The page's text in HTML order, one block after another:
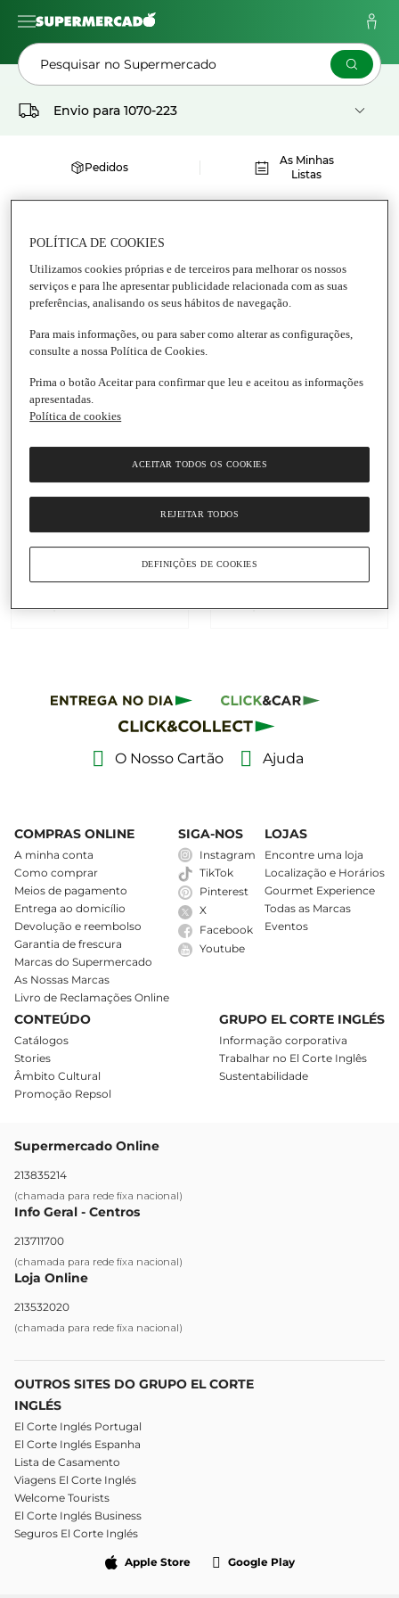
Pesquisar no Supermercado
Envio para 1070-223
Pedidos
As Minhas
Listas
Conservas de Peixe
CONSERVAS DE PEIXES DIVERSOS GEORGETTE
Conservas de peixes diversos
8,35 €
69,58 € / Kg
Salmão com Tomilho
em Azeite Georgette
8,35 €
69,58 € / Kg
Salmão com Segurelha
em Azeite Georgette
O Nosso Cartão Ajuda
COMPRAS ONLINE
A minha conta
Como comprar
Meios de pagamento
Entrega ao domicílio
Devolução e reembolso
Garantia de frescura
Marcas do Supermercado
As Nossas Marcas
Livro de Reclamações Online
SIGA-NOS
Instagram
TikTok
Pinterest
X
Facebook
Youtube
LOJAS
Encontre uma loja
Localização e Horários
Gourmet Experience
Todas as Marcas
Eventos
CONTEÚDO
Catálogos
Stories
Âmbito Cultural
Promoção Repsol
GRUPO EL CORTE INGLÉS
Informação corporativa
Trabalhar no El Corte Inglês
Sustentabilidade
Supermercado Online
213835214
(chamada para rede fixa nacional)
Info Geral - Centros
213711700
(chamada para rede fixa nacional)
Loja Online
213532020
(chamada para rede fixa nacional)
OUTROS SITES DO GRUPO EL CORTE
INGLÉS
El Corte Inglés Portugal
El Corte Inglés Espanha
Lista de Casamento
Viagens El Corte Inglés
Welcome Tourists
El Corte Inglés Business
Seguros El Corte Inglés
Apple Store Google Play
POLÍTICA DE COOKIES
Utilizamos cookies próprias e de terceiros para melhorar os nossos
serviços e para lhe apresentar publicidade relacionada com as suas
preferências, analisando os seus hábitos de navegação.
Para mais informações, ou para saber como alterar as configurações,
consulte a nossa Política de Cookies.
Prima o botão Aceitar para confirmar que leu e aceitou as informações
apresentadas.
Política de cookies
REJEITAR TODOS
ACEITAR TODOS OS COOKIES
DEFINIÇÕES DE COOKIES